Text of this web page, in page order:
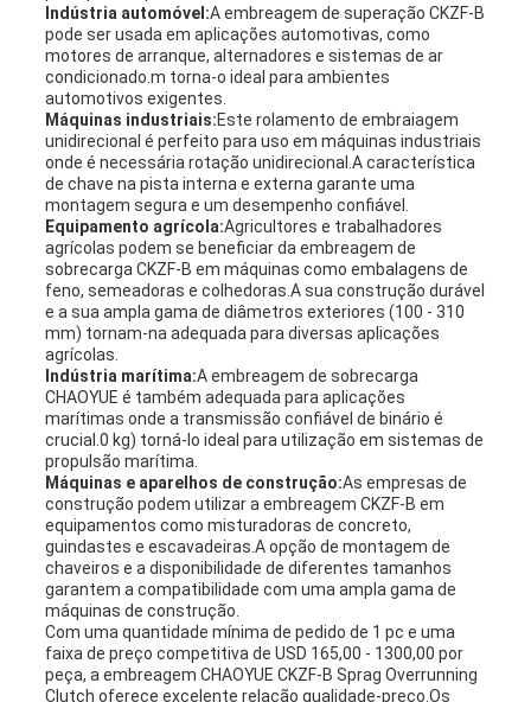
Indústria automóvel:A embreagem de superação CKZF-B
pode ser usada em aplicações automotivas, como
motores de arranque, alternadores e sistemas de ar
condicionado.m torna-o ideal para ambientes
automotivos exigentes.
Máquinas industriais:Este rolamento de embraiagem
unidirecional é perfeito para uso em máquinas industriais
onde é necessária rotação unidirecional.A característica
de chave na pista interna e externa garante uma
montagem segura e um desempenho confiável.
Equipamento agrícola:Agricultores e trabalhadores
agrícolas podem se beneficiar da embreagem de
sobrecarga CKZF-B em máquinas como embalagens de
feno, semeadoras e colhedoras.A sua construção durável
e a sua ampla gama de diâmetros exteriores (100 - 310
mm) tornam-na adequada para diversas aplicações
agrícolas.
Indústria marítima:A embreagem de sobrecarga
CHAOYUE é também adequada para aplicações
marítimas onde a transmissão confiável de binário é
crucial.0 kg) torná-lo ideal para utilização em sistemas de
propulsão marítima.
Máquinas e aparelhos de construção:As empresas de
construção podem utilizar a embreagem CKZF-B em
equipamentos como misturadoras de concreto,
guindastes e escavadeiras.A opção de montagem de
chaveiros e a disponibilidade de diferentes tamanhos
garantem a compatibilidade com uma ampla gama de
máquinas de construção.
Com uma quantidade mínima de pedido de 1 pc e uma
faixa de preço competitiva de USD 165,00 - 1300,00 por
peça, a embreagem CHAOYUE CKZF-B Sprag Overrunning
Clutch oferece excelente relação qualidade-preço.Os